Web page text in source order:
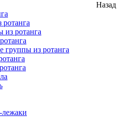
Назад
из ротанга
группы из ротанга